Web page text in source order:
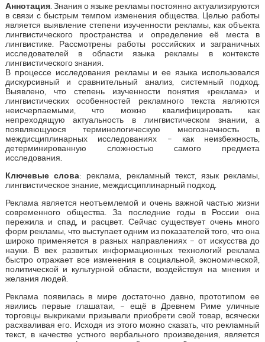
Аннотация. Знания о языке рекламы постоянно актуализируются
в связи с быстрым темпом изменения общества. Целью работы
является выявление степени изученности рекламы, как объекта
лингвистического пространства и определение её места в
лингвистике. Рассмотрены работы российских и заграничных
исследователей в области языка рекламы в контексте
лингвистического знания.
В процессе исследования рекламы и ее языка использовался
дискурсивный и сравнительный анализ, системный подход.
Выявлено, что степень изученности понятия «реклама» и
лингвистических особенностей рекламного текста являются
неисчерпаемыми, что можно квалифицировать как
непреходящую актуальность в лингвистическом знании, а
появляющуюся терминологическую многозначность в
междисциплинарных исследованиях – как неизбежность,
детерминированную сложностью самого предмета
исследования.
Ключевые слова: реклама, рекламный текст, язык рекламы,
лингвистическое знание, междисциплинарный подход.
Реклама является неотъемлемой и очень важной частью жизни
современного общества. За последние годы в России она
пережила и спад, и расцвет. Сейчас существует очень много
форм рекламы, что выступает одним из показателей того, что она
широко применяется в разных направлениях – от искусства до
науки. В век развитых информационных технологий реклама
быстро отражает все изменения в социальной, экономической,
политической и культурной области, воздействуя на мнения и
желания людей.
Реклама появилась в мире достаточно давно, прототипом ее
явились первые глашатаи, – ещё в Древнем Риме уличные
торговцы выкриками призывали приобрети свой товар, всячески
расхваливая его. Исходя из этого можно сказать, что рекламный
текст, в качестве устного вербального произведения, является